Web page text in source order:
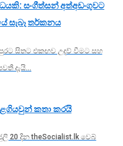
සංගීත්සන් අත්අඩංගුවට
සැබෑ තර්කනය
සිතට එකඟව උදව් වීමට සහ
දැයි…
කතා කරයි
දින theSocialist.lk වෙබ්